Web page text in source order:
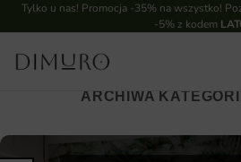
Tylko u nas! Promocja -35% na wszystko!
-5% z kodem
ARCHIWA